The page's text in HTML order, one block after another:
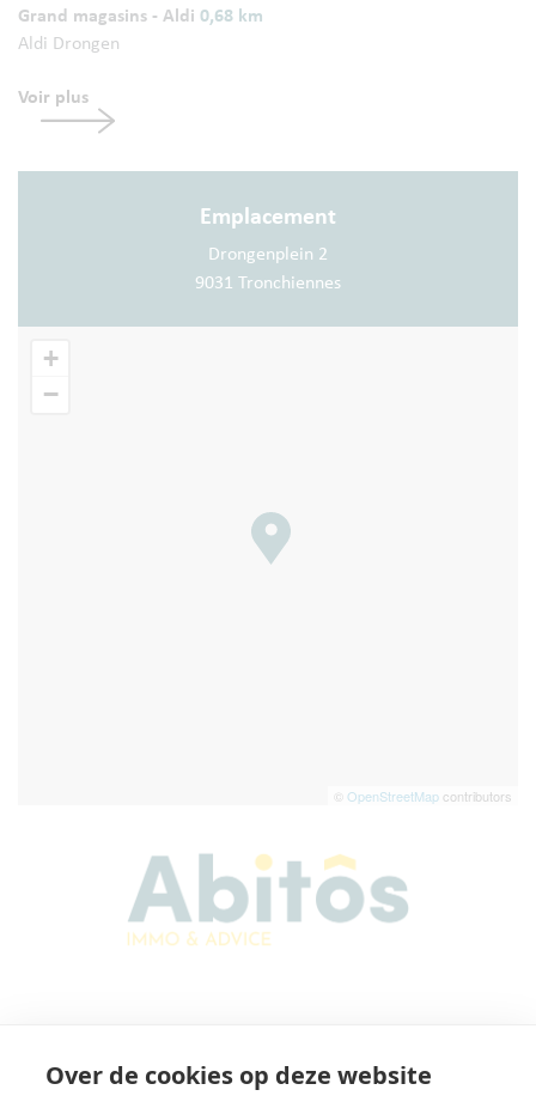
Grand magasins - Aldi 0,68 km
Aldi Drongen
Voir plus
Emplacement
Drongenplein 2
9031 Tronchiennes
+
−
© OpenStreetMapcontributors
Karel Lodewijk Dierickxstraat 22
Over de cookies op deze website